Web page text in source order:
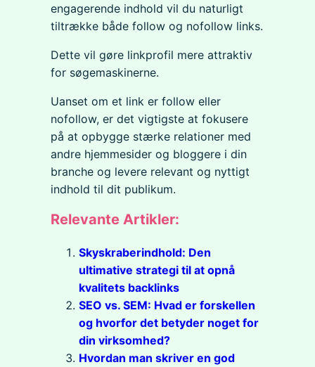
engagerende indhold vil du naturligt
tiltrække både follow og nofollow links.
Dette vil gøre linkprofil mere attraktiv
for søgemaskinerne.
Uanset om et link er follow eller
nofollow, er det vigtigste at fokusere
på at opbygge stærke relationer med
andre hjemmesider og bloggere i din
branche og levere relevant og nyttigt
indhold til dit publikum.
Relevante Artikler:
Skyskraberindhold: Den
ultimative strategi til at opnå
kvalitets backlinks
SEO vs. SEM: Hvad er forskellen
og hvorfor det betyder noget for
din virksomhed?
Hvordan man skriver en god